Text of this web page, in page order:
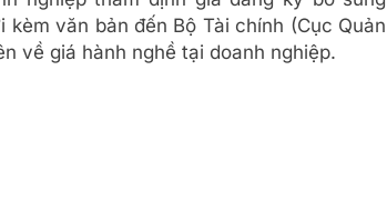
văn bản đến Bộ Tài chính (Cục Quản
về giá hành nghề tại doanh nghiệp.